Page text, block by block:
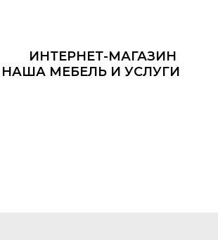
ИНТЕРНЕТ-МАГАЗИН
НАША МЕБЕЛЬ И УСЛУГИ